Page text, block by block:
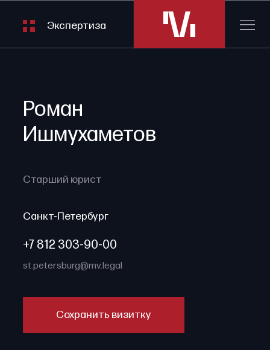
Экспертиза
Роман
Ишмухаметов
Старший юрист
Санкт-Петербург
+7 812 303-90-00
st.petersburg@mv.legal
Сохранить визитку